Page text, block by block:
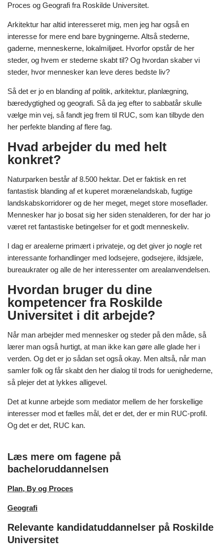
Proces og Geografi fra Roskilde Universitet.
Arkitektur har altid interesseret mig, men jeg har også en
interesse for mere end bare bygningerne. Altså stederne,
gaderne, menneskerne, lokalmiljøet. Hvorfor opstår de her
steder, og hvem er stederne skabt til? Og hvordan skaber vi
steder, hvor mennesker kan leve deres bedste liv?
Så det er jo en blanding af politik, arkitektur, planlægning,
bæredygtighed og geografi. Så da jeg efter to sabbatår skulle
vælge min vej, så fandt jeg frem til RUC, som kan tilbyde den
her perfekte blanding af flere fag.
Hvad arbejder du med helt
konkret?
Naturparken består af 8.500 hektar. Det er faktisk en ret
fantastisk blanding af et kuperet morænelandskab, fugtige
landskabskorridorer og de her meget, meget store moseflader.
Mennesker har jo bosat sig her siden stenalderen, for der har jo
været ret fantastiske betingelser for et godt menneskeliv.
I dag er arealerne primært i privateje, og det giver jo nogle ret
interessante forhandlinger med lodsejere, godsejere, ildsjæle,
bureaukrater og alle de her interessenter om arealanvendelsen.
Hvordan bruger du dine
kompetencer fra Roskilde
Universitet i dit arbejde?
Når man arbejder med mennesker og steder på den måde, så
lærer man også hurtigt, at man ikke kan gøre alle glade her i
verden. Og det er jo sådan set også okay. Men altså, når man
samler folk og får skabt den her dialog til trods for uenighederne,
så plejer det at lykkes alligevel.
Det at kunne arbejde som mediator mellem de her forskellige
interesser mod et fælles mål, det er det, der er min RUC-profil.
Og det er det, RUC kan.
Læs mere om fagene på
bacheloruddannelsen
Plan, By og Proces
Geografi
Relevante kandidatuddannelser på Roskilde
Universitet